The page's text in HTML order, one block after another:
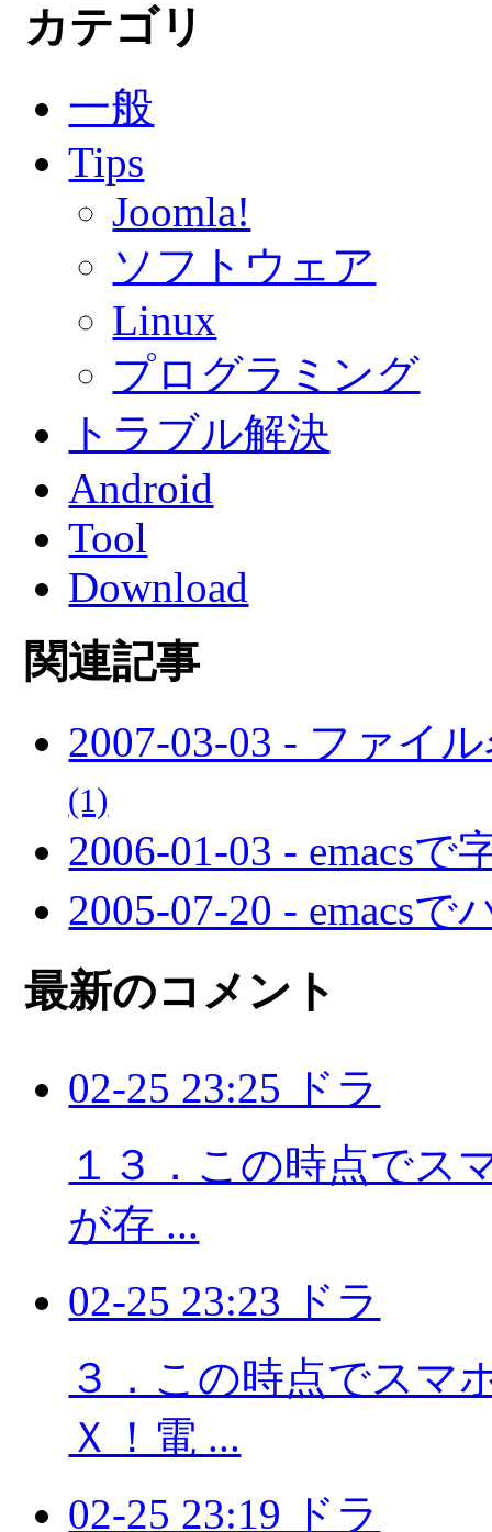
カテゴリ
一般
Tips
Joomla!
ソフトウェア
Linux
プログラミング
トラブル解決
Android
Tool
Download
関連記事
2007-03-03 - ファイ
(1)
2006-01-03 - emacs
2005-07-20 - emacs
最新のコメント
02-25 23:25 ドラ
１３．この時点でス
が存 ...
02-25 23:23 ドラ
３．この時点でスマ
Ｘ！電 ...
02-25 23:19 ドラ